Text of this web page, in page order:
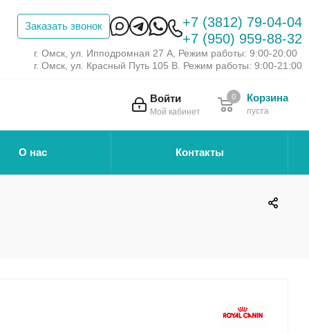
Заказать звонок
+7 (3812) 79-04-04
+7 (950) 959-88-32
г. Омск, ул. Ипподромная 27 А, Режим работы: 9:00-20:00
г. Омск, ул. Красный Путь 105 В. Режим работы: 9:00-21:00
Войти
Мой кабинет
Корзина
пуста
0
О нас Контакты